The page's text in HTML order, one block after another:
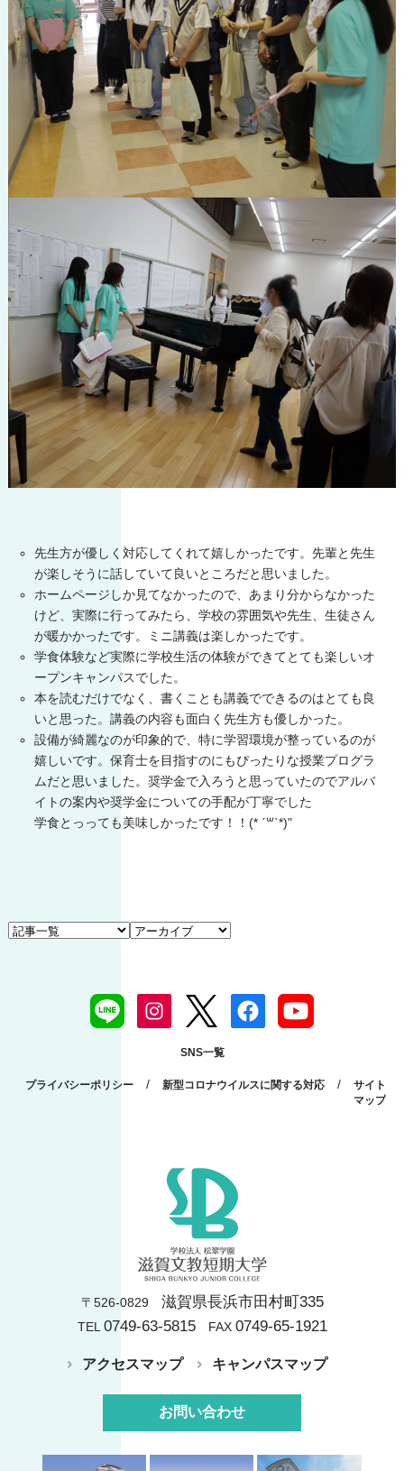
先生方が優しく対応してくれて嬉しかったです。先輩と先生
が楽しそうに話していて良いところだと思いました。
ホームページしか見てなかったので、あまり分からなかった
けど、実際に行ってみたら、学校の雰囲気や先生、生徒さん
が暖かかったです。ミニ講義は楽しかったです。
学食体験など実際に学校生活の体験ができてとても楽しいオ
ープンキャンパスでした。
本を読むだけでなく、書くことも講義でできるのはとても良
いと思った。講義の内容も面白く先生方も優しかった。
設備が綺麗なのが印象的で、特に学習環境が整っているのが
嬉しいです。保育士を目指すのにもぴったりな授業プログラ
ムだと思いました。奨学金で入ろうと思っていたのでアルバ
イトの案内や奨学金についての手配が丁寧でした
学食とっっても美味しかったです！！(* ˊ꒳ˋ*)"
SNS一覧
プライバシーポリシー / 新型コロナウイルスに関する対応 /
サイト
マップ
〒526-0829 滋賀県長浜市田村町335
TEL0749-63-5815FAX 0749-65-1921
アクセスマップ キャンパスマップ
お問い合わせ